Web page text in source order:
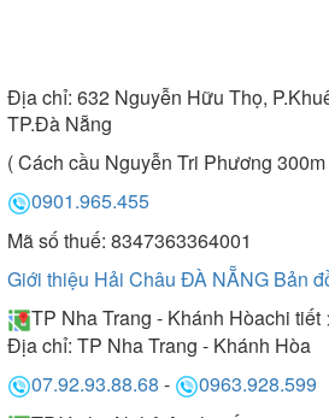
Địa chỉ: 632 Nguyễn Hữu Thọ,
TP.Đà Nẵng
( Cách cầu Nguyễn Tri Phương 300m
0901.965.455
Mã số thuế: 8347363364001
Giới thiệu Hải Châu ĐÀ NẴNG Bản
TP Nha Trang - Khánh Hòachi tiết
Địa chỉ: TP Nha Trang - Khánh Hòa
07.92.93.88.68 -
0963.928.599